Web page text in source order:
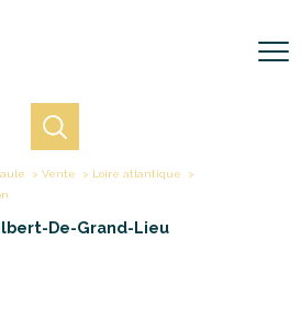
Vente
Loire atlantique
De-Grand-Lieu